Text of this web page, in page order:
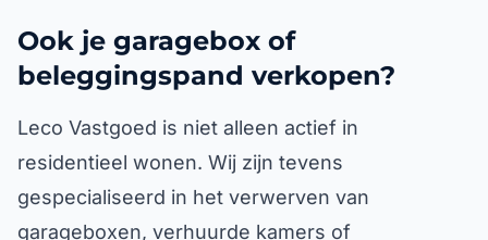
Ook je garagebox of
beleggingspand verkopen?
Leco Vastgoed is niet alleen actief in
residentieel wonen. Wij zijn tevens
gespecialiseerd in het verwerven van
garageboxen, verhuurde kamers of